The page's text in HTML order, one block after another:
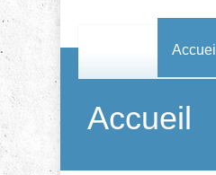
Accueil
Accueil